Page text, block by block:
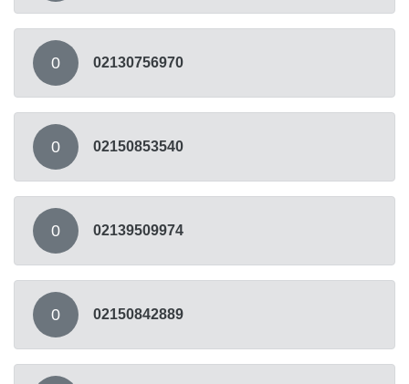
0 02130756970
0 02150853540
0 02139509974
0 02150842889